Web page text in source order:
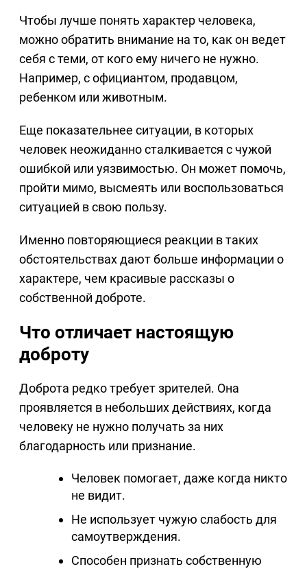
Чтобы лучше понять характер человека,
можно обратить внимание на то, как он ведет
себя с теми, от кого ему ничего не нужно.
Например, с официантом, продавцом,
ребенком или животным.
Еще показательнее ситуации, в которых
человек неожиданно сталкивается с чужой
ошибкой или уязвимостью. Он может помочь,
пройти мимо, высмеять или воспользоваться
ситуацией в свою пользу.
Именно повторяющиеся реакции в таких
обстоятельствах дают больше информации о
характере, чем красивые рассказы о
собственной доброте.
Что отличает настоящую
доброту
Доброта редко требует зрителей. Она
проявляется в небольших действиях, когда
человеку не нужно получать за них
благодарность или признание.
Человек помогает, даже когда никто
не видит.
Не использует чужую слабость для
самоутверждения.
Способен признать собственную